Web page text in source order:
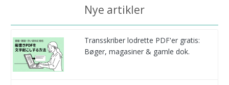
Nye artikler
Transskriber lodrette PDF'er gratis:
Bøger, magasiner & gamle dok.